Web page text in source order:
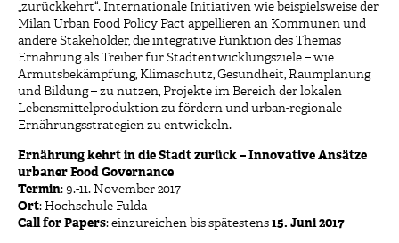
„zurückkehrt“. Internationale Initiativen wie beispielsweise der
Milan Urban Food Policy Pact appellieren an Kommunen und
andere Stakeholder, die integrative Funktion des Themas
Ernährung als Treiber für Stadtentwicklungsziele – wie
Armutsbekämpfung, Klimaschutz, Gesundheit, Raumplanung
und Bildung – zu nutzen, Projekte im Bereich der lokalen
Lebensmittelproduktion zu fördern und urban-regionale
Ernährungsstrategien zu entwickeln.
Ernährung kehrt in die Stadt zurück – Innovative Ansätze
urbaner Food Governance
Termin: 9.-11. November 2017
Ort: Hochschule Fulda
Call for Papers: einzureichen bis spätestens 15. Juni 2017